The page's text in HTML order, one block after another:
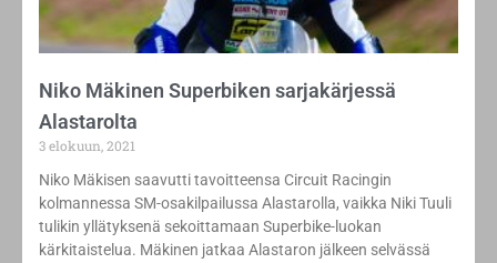
Niko Mäkinen Superbiken sarjakärjessä
Alastarolta
3 elokuun, 2021
Niko Mäkisen saavutti tavoitteensa Circuit Racingin
kolmannessa SM-osakilpailussa Alastarolla, vaikka Niki Tuuli
tulikin yllätyksenä sekoittamaan Superbike-luokan
kärkitaistelua. Mäkinen jatkaa Alastaron jälkeen selvässä